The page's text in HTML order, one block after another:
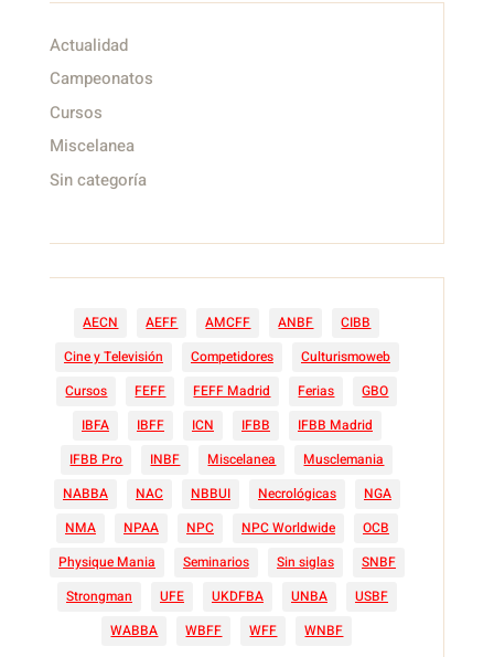
Actualidad
Campeonatos
Cursos
Miscelanea
Sin categoría
AECN AEFF AMCFF ANBF
CIBB
Cine y Televisión
Competidores
Culturismoweb
Cursos
FEFF FEFF Madrid Ferias
GBO
IBFA
IBFF ICN IFBB
IFBB Madrid
IFBB Pro
INBF Miscelanea
Musclemania
NABBA
NAC NBBUI Necrológicas
NGA
NMA
NPAA NPC NPC Worldwide
OCB
Physique Mania
Seminarios Sin siglas
SNBF
Strongman
UFE UKDFBA UNBA
USBF
WABBA
WBFF WFF WNBF